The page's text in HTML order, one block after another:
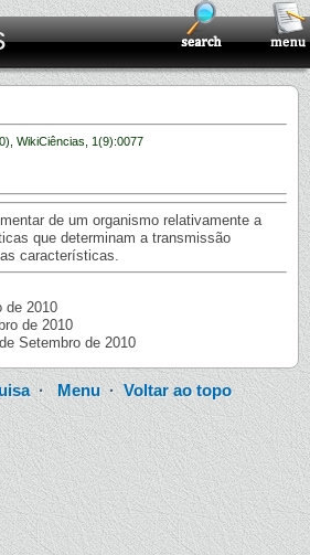
WikiCiências, 1(9):0077
de um organismo relativamente a
que determinam a transmissão
características.
de 2010
de 2010
Setembro de 2010
·Menu· Voltar ao topo